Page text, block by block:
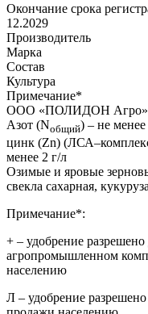
Окончание срока
12.2029
Производитель
Марка
Состав
Культура
Примечание*
ООО «ПОЛИДОН Агро»,
Азот (Nобщий) – не менее
цинк (Zn)
менее 2 г/л
Озимые и яровые
свекла сахарная, кукуруза
Примечание*:
+ – удобрение
агропромышленном
населению
Л – удобрение